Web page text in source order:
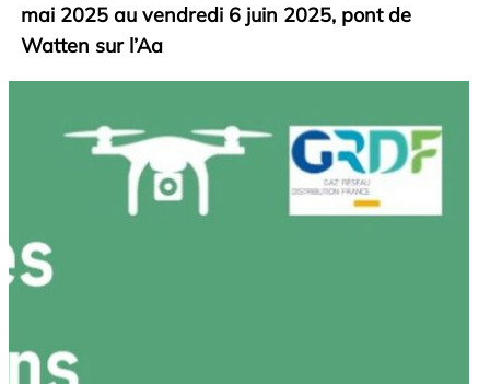
mai 2025 au vendredi 6 juin 2025, pont de
Watten sur l’Aa